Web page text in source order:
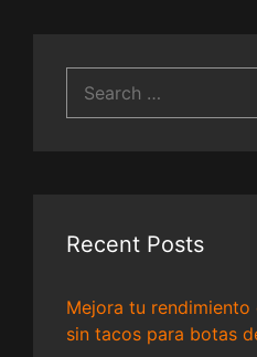
for:
Recent Posts
Mejora tu rendimiento
sin tacos para botas